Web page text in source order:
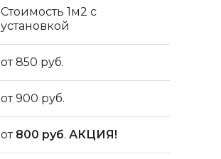
Стоимость 1м2 с
установкой
от 850 руб.
от 900 руб.
от 800 руб. АКЦИЯ!